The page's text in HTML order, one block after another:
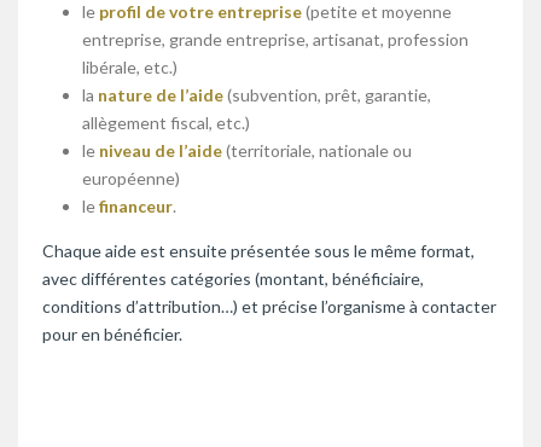
le profil de votre entreprise(petite et moyenne
entreprise, grande entreprise, artisanat, profession
libérale, etc.)
la nature de l’aide(subvention, prêt, garantie,
allègement fiscal, etc.)
le niveau de l’aide(territoriale, nationale ou
européenne)
lefinanceur.
Chaque aide est ensuite présentée sous le même format,
avec différentes catégories (montant, bénéficiaire,
conditions d’attribution…) et précise l’organisme à contacter
pour en bénéficier.